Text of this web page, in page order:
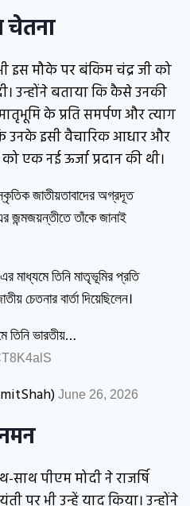
चेतना
इस मौके पर बंकिम चंद्र जी को
उन्होंने बताया कि कैसे उनकी
के प्रति समर्पण और त्याग
उनके इसी वैचारिक आधार और
को एक नई ऊर्जा प्रदान की थी।
জাতীয়তাবাদের অগ্রদূত
জন্মজয়ন্তীতে তাঁকে জানাই
মাধ্যমে তিনি মাতৃভূমির প্রতি
চেতনার বার্তা দিয়েছিলেন।
তিনি ভারতীয়…
June 26, 2026
साथ पीएम मोदी ने राजर्षि